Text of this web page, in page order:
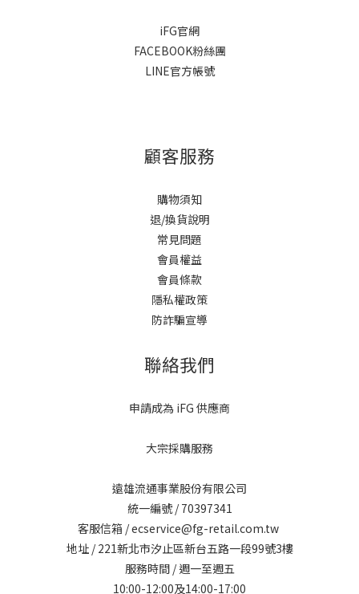
iFG官網
FACEBOOK粉絲團
LINE官方帳號
顧客服務
購物須知
退/換貨說明
常見問題
會員權益
會員條款
隱私權政策
防詐騙宣導
聯絡我們
申請成為 iFG 供應商
大宗採購服務
遠雄流通事業股份有限公司
統一編號 / 70397341
客服信箱 / ecservice@fg-retail.com.tw
地址 / 221新北市汐止區新台五路一段99號3樓
服務時間 / 週一至週五
10:00-12:00及14:00-17:00